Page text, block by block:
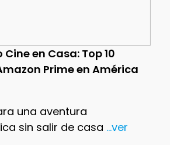
en Casa: Top 10
Prime en América
una aventura
sin salir de casa ...ver